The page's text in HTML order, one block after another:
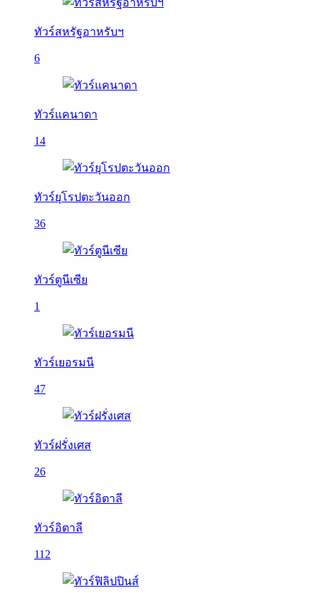
ทัวร์สหรัฐอาหรับฯ
6
ทัวร์แคนาดา
14
ทัวร์ยุโรปตะวันออก
36
ทัวร์ตูนีเซีย
1
ทัวร์เยอรมนี
47
ทัวร์ฝรั่งเศส
26
ทัวร์อิตาลี
112